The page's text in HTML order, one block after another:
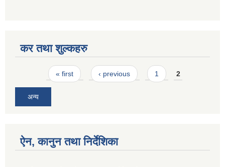
कर तथा शुल्कहरु
Pages« first ‹ previous 1 2
अन्य
ऐन, कानुन तथा निर्देशिका